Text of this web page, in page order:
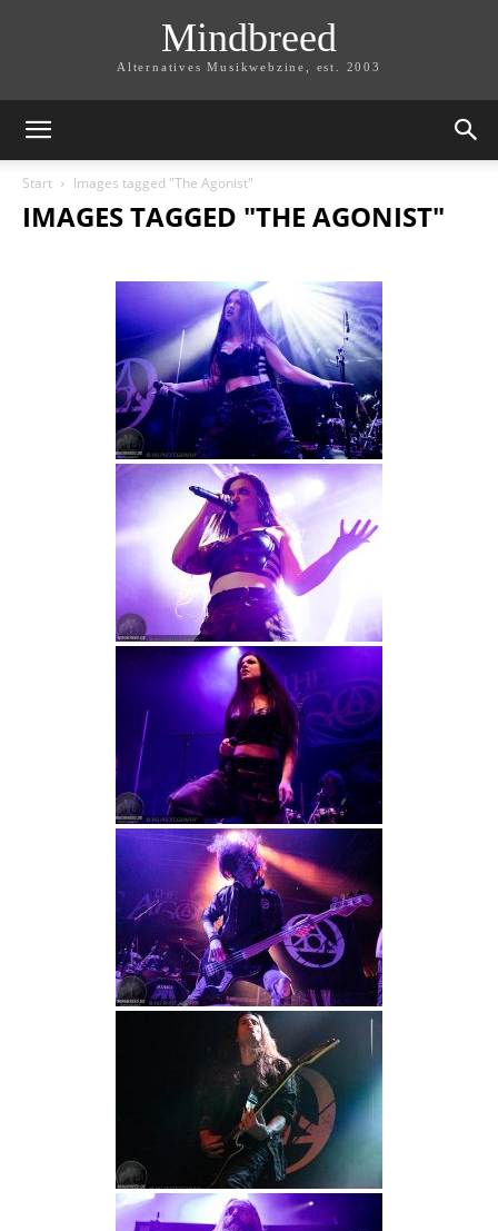
Mindbreed
Alternatives Musikwebzine, est. 2003
Start Images tagged "The Agonist"
IMAGES TAGGED "THE AGONIST"